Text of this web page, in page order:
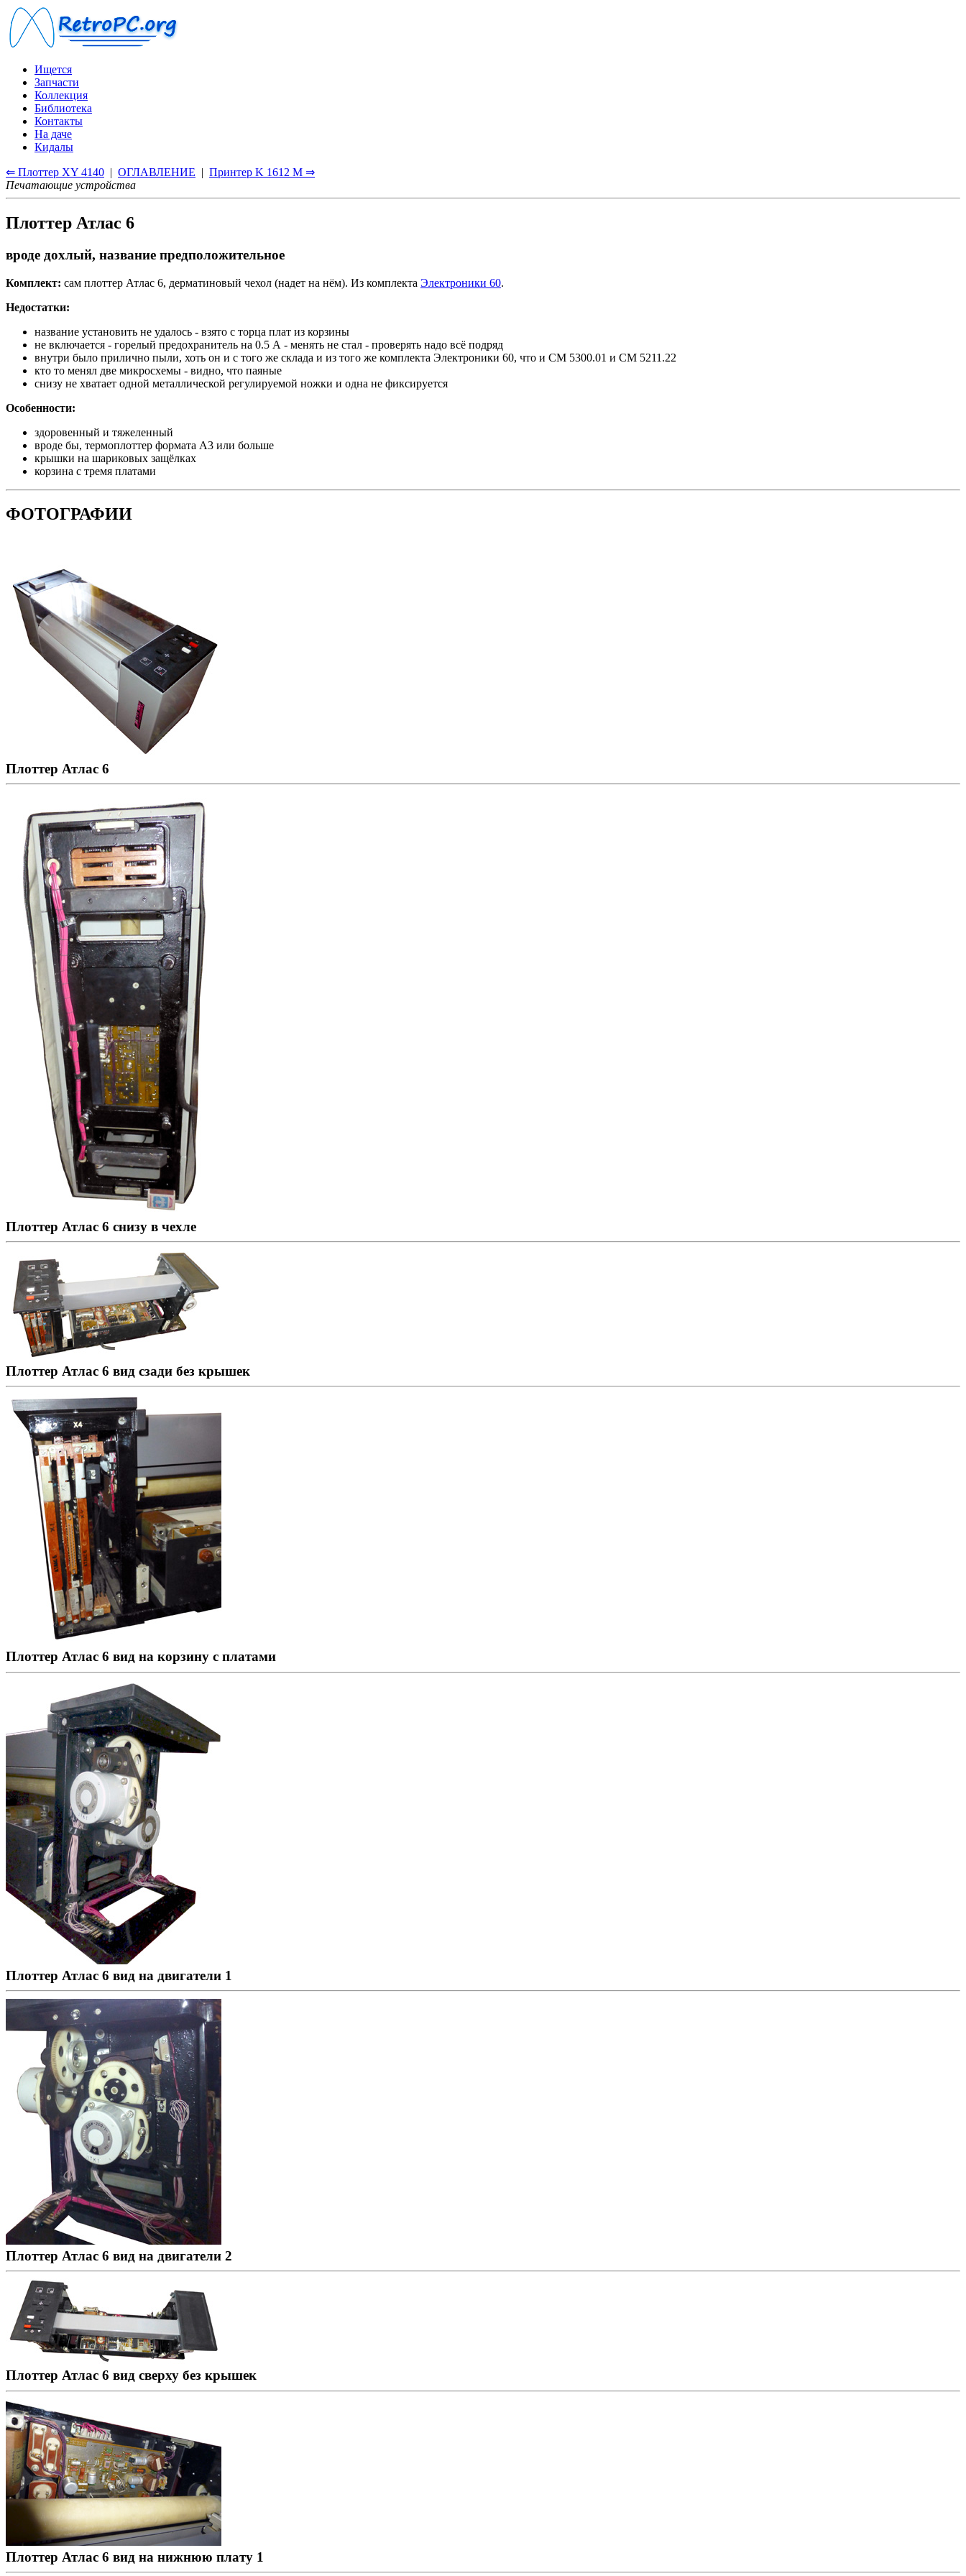
Ищется
Запчасти
Коллекция
Библиотека
Контакты
На даче
Кидалы
⇐ Плоттер XY 4140 | ОГЛАВЛЕНИЕ | Принтер K 1612 M ⇒
Печатающие устройства
Плоттер Атлас 6
вроде дохлый, название предположительное
Комплект: сам плоттер Атлас 6, дерматиновый чехол (надет на нём). Из комплекта Электроники 60.
Недостатки:
название установить не удалось - взято с торца плат из корзины
не включается - горелый предохранитель на 0.5 А - менять не стал - проверять надо всё подряд
внутри было прилично пыли, хоть он и с того же склада и из того же комплекта Электроники 60, что и СМ 5300.01 и СМ 5211.22
кто то менял две микросхемы - видно, что паяные
снизу не хватает одной металлической регулируемой ножки и одна не фиксируется
Особенности:
здоровенный и тяжеленный
вроде бы, термоплоттер формата А3 или больше
крышки на шариковых защёлках
корзина с тремя платами
ФОТОГРАФИИ
Плоттер Атлас 6
Плоттер Атлас 6 снизу в чехле
Плоттер Атлас 6 вид сзади без крышек
Плоттер Атлас 6 вид на корзину с платами
Плоттер Атлас 6 вид на двигатели 1
Плоттер Атлас 6 вид на двигатели 2
Плоттер Атлас 6 вид сверху без крышек
Плоттер Атлас 6 вид на нижнюю плату 1